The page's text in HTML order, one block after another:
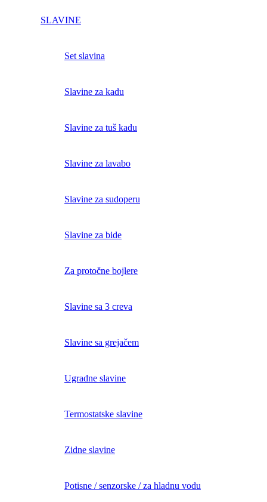
SLAVINE
Set slavina
Slavine za kadu
Slavine za tuš kadu
Slavine za lavabo
Slavine za sudoperu
Slavine za bide
Za protočne bojlere
Slavine sa 3 creva
Slavine sa grejačem
Ugradne slavine
Termostatske slavine
Zidne slavine
Potisne / senzorske / za hladnu vodu